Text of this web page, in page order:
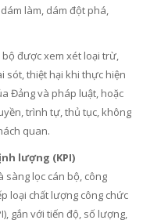
làm, dám đột phá,
được xem xét loại trừ,
sót, thiệt hại khi thực hiện
Đảng và pháp luật, hoặc
trình tự, thủ tục, không
quan.
lượng (KPI)
sàng lọc cán bộ, công
loại chất lượng công chức
gắn với tiến độ, số lượng,